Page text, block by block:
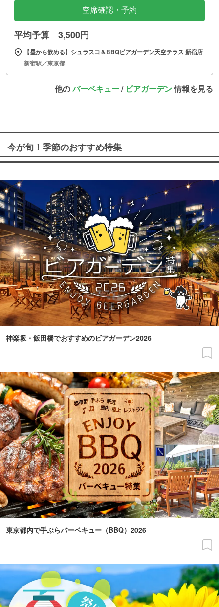
空席確認・予約
平均予算 3,500円
【昼から飲める】シュラスコ＆BBQビアガーデン天空テラス 新宿店
新宿駅／東京都
他のバーベキュー/ ビアガーデン情報を見る
今が旬！季節のおすすめ特集
神楽坂・飯田橋でおすすめのビアガーデン2026
東京都内で手ぶらバーベキュー（BBQ）2026